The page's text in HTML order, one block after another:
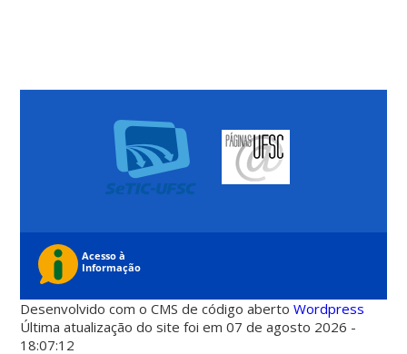
Desenvolvido com o CMS de código abertoWordpress
Última atualização do site foi em 07 de agosto 2026 -
18:07:12